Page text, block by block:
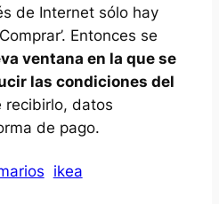
de Internet sólo hay
Entonces se
ventana en la que se
las condiciones del
recibirlo, datos
de pago.
ikea